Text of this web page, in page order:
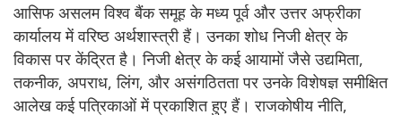
आसिफ असलम विश्व बैंक समूह के मध्य पूर्व और उत्तर अफ्रीका
कार्यालय में वरिष्ठ अर्थशास्त्री हैं। उनका शोध निजी क्षेत्र के
विकास पर केंद्रित है। निजी क्षेत्र के कई आयामों जैसे उद्यमिता,
तकनीक, अपराध, लिंग, और असंगठितता पर उनके विशेषज्ञ समीक्षित
आलेख कई पत्रिकाओं में प्रकाशित हुए हैं। राजकोषीय नीति,